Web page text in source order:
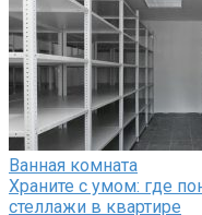
Ванная комната
Храните с умом: где
стеллажи в квартире